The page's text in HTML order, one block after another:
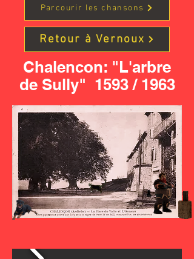
Parcourir les chansons
Retour à Vernoux
Chalencon: "L'arbre
de Sully" 1593 / 1963